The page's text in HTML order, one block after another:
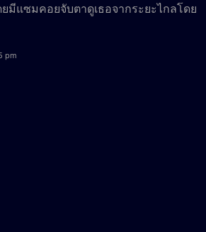
มีแซมคอยจับตาดูเธอจากระยะไกลโดย
pm